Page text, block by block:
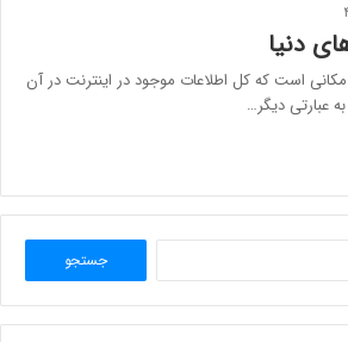
دنیا
است که کل اطلاعات موجود در اینترنت در آن
عبارتی دیگر…
برای: